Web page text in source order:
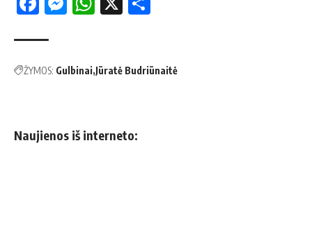
ŽYMOS: Gulbinai Jūratė Budriūnaitė
Naujienos iš interneto: